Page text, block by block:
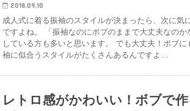
2018.09.10
成人式に着る振袖のスタイルが決まったら、次に気
ですよね。 「振袖なのにボブのままで大丈夫なのか
している方も多いと思います。 でも大丈夫！ボブに
袖に似合うスタイルがたくさんあるんですよ…
レトロ感がかわいい！ボブで